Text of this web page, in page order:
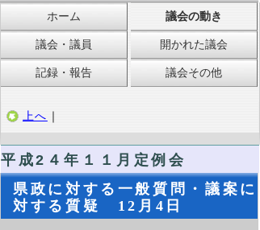
ホーム 議会の動き
議会・議員 開かれた議会
記録・報告 議会その他
上へ ｜
平成2４年１１月定例会
県政に対する一般質問・議案に
対する質疑 12月4日